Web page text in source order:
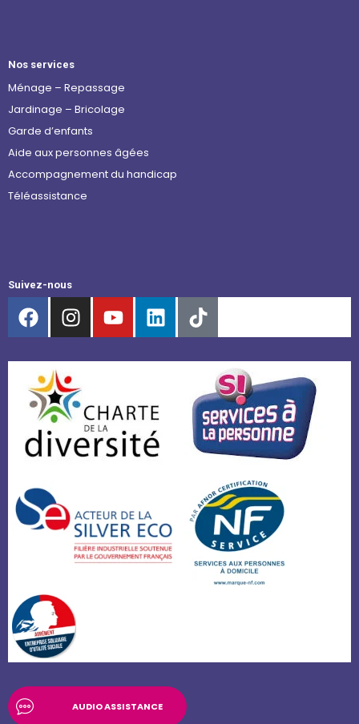
Nos services
Ménage – Repassage
Jardinage – Bricolage
Garde d’enfants
Aide aux personnes âgées
Accompagnement du handicap
Téléassistance
Suivez-nous
AUDIO ASSISTANCE